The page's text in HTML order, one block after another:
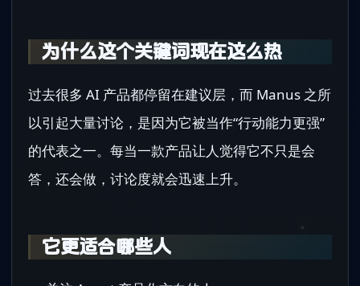
为什么这个关键词现在这么热
过去很多 AI 产品都停留在建议层，而 Manus 之所
以引起大量讨论，是因为它被当作“行动能力更强”
的代表之一。每当一款产品让人觉得它不只是会
答，还会做，讨论度就会迅速上升。
它更适合哪些人